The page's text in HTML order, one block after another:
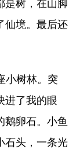
是树，在山脚
仙境。最后还
小树林。突
进了我的眼
鹅卵石。小鱼
石头，一条光